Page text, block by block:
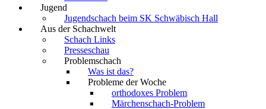
Jugend
Jugendschach beim SK Schwäbisch Hall
Aus der Schachwelt
Schach Links
Presseschau
Problemschach
Was ist das?
Probleme der Woche
orthodoxes Problem
Märchenschach-Problem